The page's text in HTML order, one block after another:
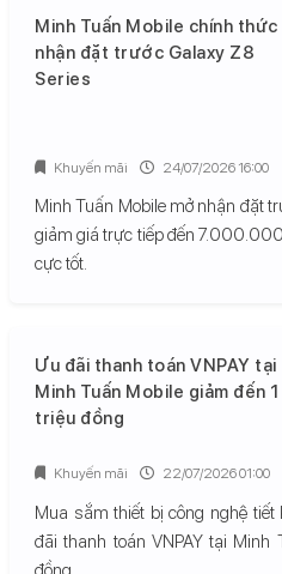
Minh Tuấn Mobile chính thức
nhận đặt trước Galaxy Z8
Series
Minh Tuấn Mobile mở nhận đặt
giảm giá trực tiếp đến
cực tốt.
Khuyến mãi 24/07/2026 16:00
Ưu đãi thanh toán VNPAY tại
Minh Tuấn Mobile giảm đến 1
triệu đồng
Mua sắm thiết bị công nghệ
đãi thanh toán VNPAY tại Minh
Khuyến mãi 22/07/2026 01:00